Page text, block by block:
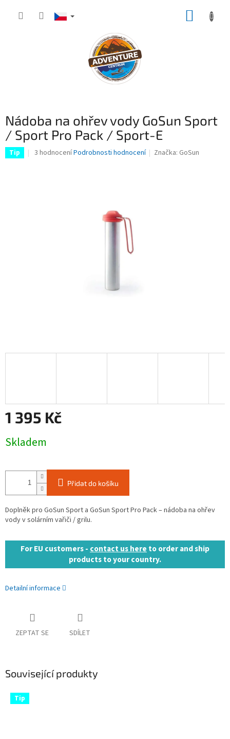
Nádoba na ohřev vody GoSun Sport
/ Sport Pro Pack / Sport-E
Tip
Průměrné
3 hodnoceníPodrobnosti hodnocení Značka: GoSun
1 395 Kč
cena:
Skladem
Přidat do košíku
Doplněk pro GoSun Sport a GoSun Sport Pro Pack – nádoba na ohřev
vody v solárním vařiči / grilu.
For EU customers -contact us hereto order and ship
products to your country.
Detailní informace
ZEPTAT SE SDÍLET
Související produkty
Tip